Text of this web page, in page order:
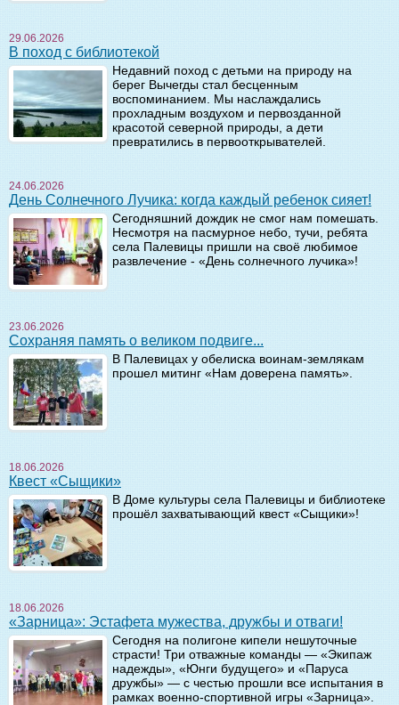
29.06.2026
В поход с библиотекой
Недавний поход с детьми на природу на
берег Вычегды стал бесценным
воспоминанием. Мы наслаждались
прохладным воздухом и первозданной
красотой северной природы, а дети
превратились в первооткрывателей.
24.06.2026
День Солнечного Лучика: когда каждый ребенок сияет!
Сегодняшний дождик не смог нам помешать.
Несмотря на пасмурное небо, тучи, ребята
села Палевицы пришли на своё любимое
развлечение - «День солнечного лучика»!
23.06.2026
Сохраняя память о великом подвиге...
В Палевицах у обелиска воинам-землякам
прошел митинг «Нам доверена память».
18.06.2026
Квест «Сыщики»
В Доме культуры села Палевицы и библиотеке
прошёл захватывающий квест «Сыщики»!
18.06.2026
«Зарница»: Эстафета мужества, дружбы и отваги!
Сегодня на полигоне кипели нешуточные
страсти! Три отважные команды — «Экипаж
надежды», «Юнги будущего» и «Паруса
дружбы» — с честью прошли все испытания в
рамках военно-спортивной игры «Зарница».